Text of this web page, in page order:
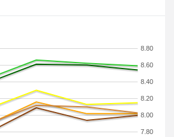
7.80
8.00
8.20
8.40
8.60
8.80